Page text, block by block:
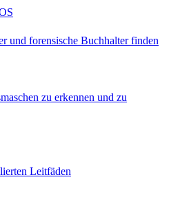
und forensische Buchhalter finden
zu erkennen und zu
Leitfäden